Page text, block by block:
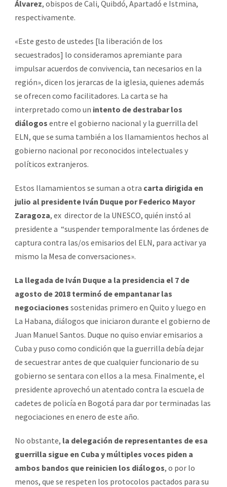
Álvarez, obispos de Cali, Quibdó, Apartadó e Istmina,
respectivamente.
«Este gesto de ustedes [la liberación de los
secuestrados] lo consideramos apremiante para
impulsar acuerdos de convivencia, tan necesarios en la
región», dicen los jerarcas de la iglesia, quienes además
se ofrecen como facilitadores. La carta se ha
interpretado como un intento de destrabar los
diálogos entre el gobierno nacional y la guerrilla del
ELN, que se suma también a los llamamientos hechos al
gobierno nacional por reconocidos intelectuales y
políticos extranjeros.
Estos llamamientos se suman a otra carta dirigida en
julio al presidente Iván Duque por Federico Mayor
Zaragoza, ex director de la UNESCO, quién instó al
presidente a “suspender temporalmente las órdenes de
captura contra las/os emisarios del ELN, para activar ya
mismo la Mesa de conversaciones».
La llegada de Iván Duque a la presidencia el 7 de
agosto de 2018 terminó de empantanar las
negociaciones sostenidas primero en Quito y luego en
La Habana, diálogos que iniciaron durante el gobierno de
Juan Manuel Santos. Duque no quiso enviar emisarios a
Cuba y puso como condición que la guerrilla debía dejar
de secuestrar antes de que cualquier funcionario de su
gobierno se sentara con ellos a la mesa. Finalmente, el
presidente aprovechó un atentado contra la escuela de
cadetes de policía en Bogotá para dar por terminadas las
negociaciones en enero de este año.
No obstante, la delegación de representantes de esa
guerrilla sigue en Cuba y múltiples voces piden a
ambos bandos que reinicien los diálogos, o por lo
menos, que se respeten los protocolos pactados para su